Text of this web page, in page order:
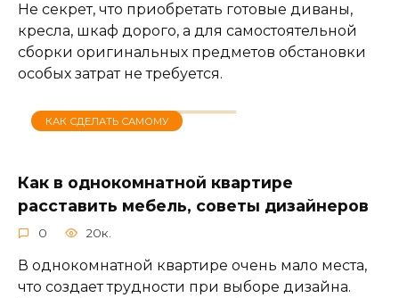
Не секрет, что приобретать готовые диваны,
кресла, шкаф дорого, а для самостоятельной
сборки оригинальных предметов обстановки
особых затрат не требуется.
КАК СДЕЛАТЬ САМОМУ
Как в однокомнатной квартире
расставить мебель, советы дизайнеров
0 20к.
В однокомнатной квартире очень мало места,
что создает трудности при выборе дизайна.